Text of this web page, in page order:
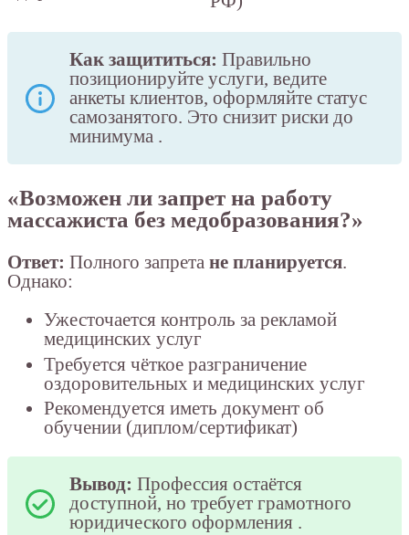
Как защититься: Правильно
позиционируйте услуги, ведите
анкеты клиентов, оформляйте статус
самозанятого. Это снизит риски до
минимума .
«Возможен ли запрет на работу
массажиста без медобразования?»
Ответ: Полного запрета не планируется.
Однако:
Ужесточается контроль за рекламой
медицинских услуг
Требуется чёткое разграничение
оздоровительных и медицинских услуг
Рекомендуется иметь документ об
обучении (диплом/сертификат)
Вывод: Профессия остаётся
доступной, но требует грамотного
юридического оформления .